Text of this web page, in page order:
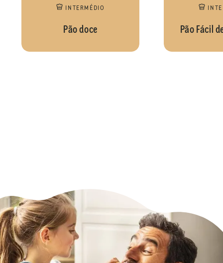
INTERMÉDIO
Pão doce Pão Fácil